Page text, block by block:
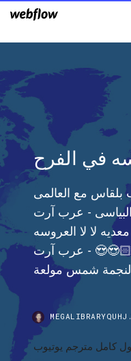
في الفرح
مع العالمى
- عرب آرت
لا لا العروسه
- عرب آرت
شمس مولعة